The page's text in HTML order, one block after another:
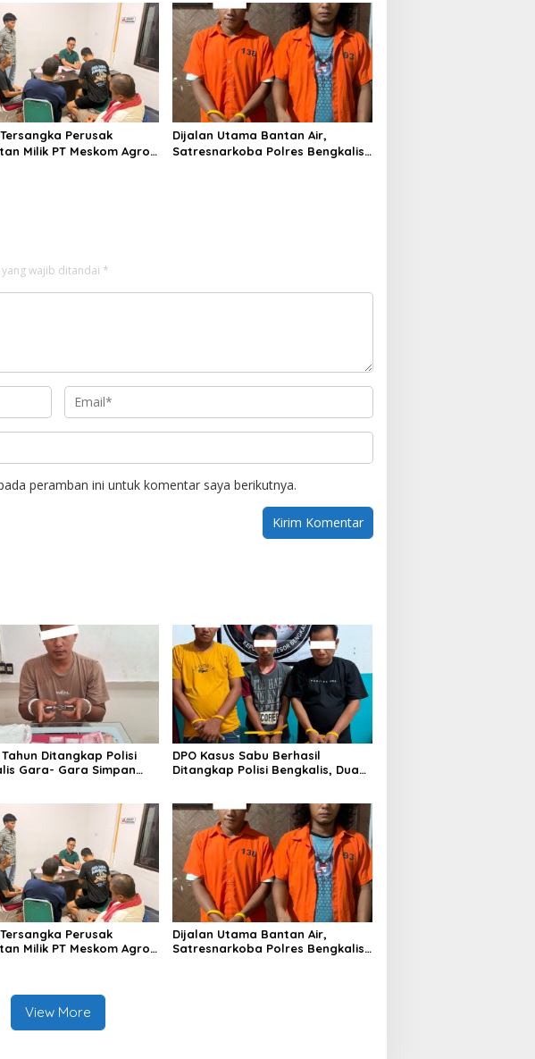
Perusak
Milik PT Meskom Agro
Dijalan Utama Bantan Air,
Satresnarkoba Polres Bengkalis
yang wajib ditandai *
peramban ini untuk komentar saya berikutnya.
Tahun Ditangkap Polisi
Gara- Gara Simpan
DPO Kasus Sabu Berhasil
Ditangkap Polisi Bengkalis, Dua
Perusak
Milik PT Meskom Agro
Dijalan Utama Bantan Air,
Satresnarkoba Polres Bengkalis
View More